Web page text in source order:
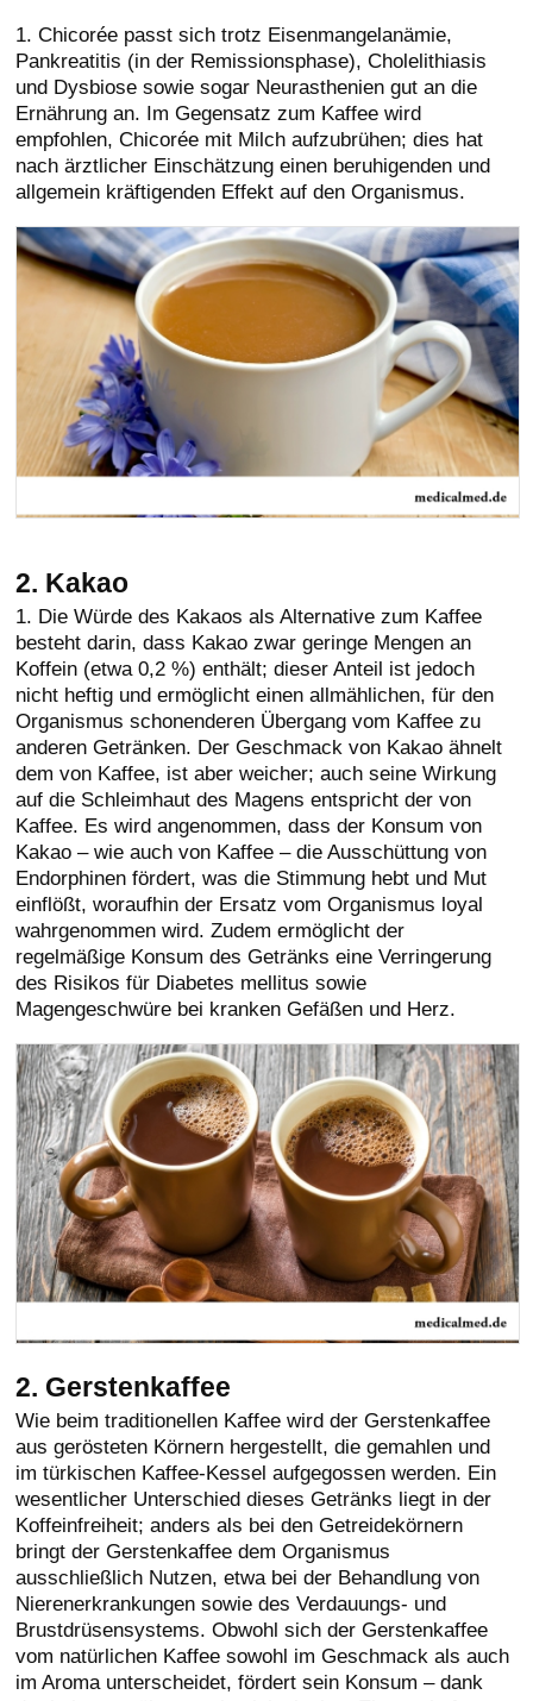
1. Chicorée passt sich trotz Eisenmangelanämie,
Pankreatitis (in der Remissionsphase), Cholelithiasis
und Dysbiose sowie sogar Neurasthenien gut an die
Ernährung an. Im Gegensatz zum Kaffee wird
empfohlen, Chicorée mit Milch aufzubrühen; dies hat
nach ärztlicher Einschätzung einen beruhigenden und
allgemein kräftigenden Effekt auf den Organismus.
2. Kakao
1. Die Würde des Kakaos als Alternative zum Kaffee
besteht darin, dass Kakao zwar geringe Mengen an
Koffein (etwa 0,2 %) enthält; dieser Anteil ist jedoch
nicht heftig und ermöglicht einen allmählichen, für den
Organismus schonenderen Übergang vom Kaffee zu
anderen Getränken. Der Geschmack von Kakao ähnelt
dem von Kaffee, ist aber weicher; auch seine Wirkung
auf die Schleimhaut des Magens entspricht der von
Kaffee. Es wird angenommen, dass der Konsum von
Kakao – wie auch von Kaffee – die Ausschüttung von
Endorphinen fördert, was die Stimmung hebt und Mut
einflößt, woraufhin der Ersatz vom Organismus loyal
wahrgenommen wird. Zudem ermöglicht der
regelmäßige Konsum des Getränks eine Verringerung
des Risikos für Diabetes mellitus sowie
Magengeschwüre bei kranken Gefäßen und Herz.
2. Gerstenkaffee
Wie beim traditionellen Kaffee wird der Gerstenkaffee
aus gerösteten Körnern hergestellt, die gemahlen und
im türkischen Kaffee-Kessel aufgegossen werden. Ein
wesentlicher Unterschied dieses Getränks liegt in der
Koffeinfreiheit; anders als bei den Getreidekörnern
bringt der Gerstenkaffee dem Organismus
ausschließlich Nutzen, etwa bei der Behandlung von
Nierenerkrankungen sowie des Verdauungs- und
Brustdrüsensystems. Obwohl sich der Gerstenkaffee
vom natürlichen Kaffee sowohl im Geschmack als auch
im Aroma unterscheidet, fördert sein Konsum – dank